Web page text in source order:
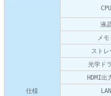
仕様
CPU
液
メモ
ストレ
光学ド
HDMI出
LAN